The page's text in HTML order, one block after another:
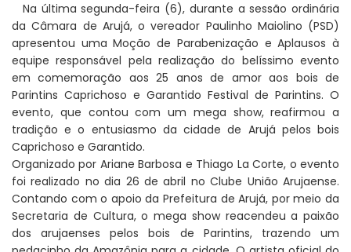
Na última segunda-feira (6), durante a sessão ordinária
da Câmara de Arujá, o vereador Paulinho Maiolino (PSD)
apresentou uma Moção de Parabenização e Aplausos à
equipe responsável pela realização do belíssimo evento
em comemoração aos 25 anos de amor aos bois de
Parintins Caprichoso e Garantido Festival de Parintins. O
evento, que contou com um mega show, reafirmou a
tradição e o entusiasmo da cidade de Arujá pelos bois
Caprichoso e Garantido.
Organizado por Ariane Barbosa e Thiago La Corte, o evento
foi realizado no dia 26 de abril no Clube União Arujaense.
Contando com o apoio da Prefeitura de Arujá, por meio da
Secretaria de Cultura, o mega show reacendeu a paixão
dos arujaenses pelos bois de Parintins, trazendo um